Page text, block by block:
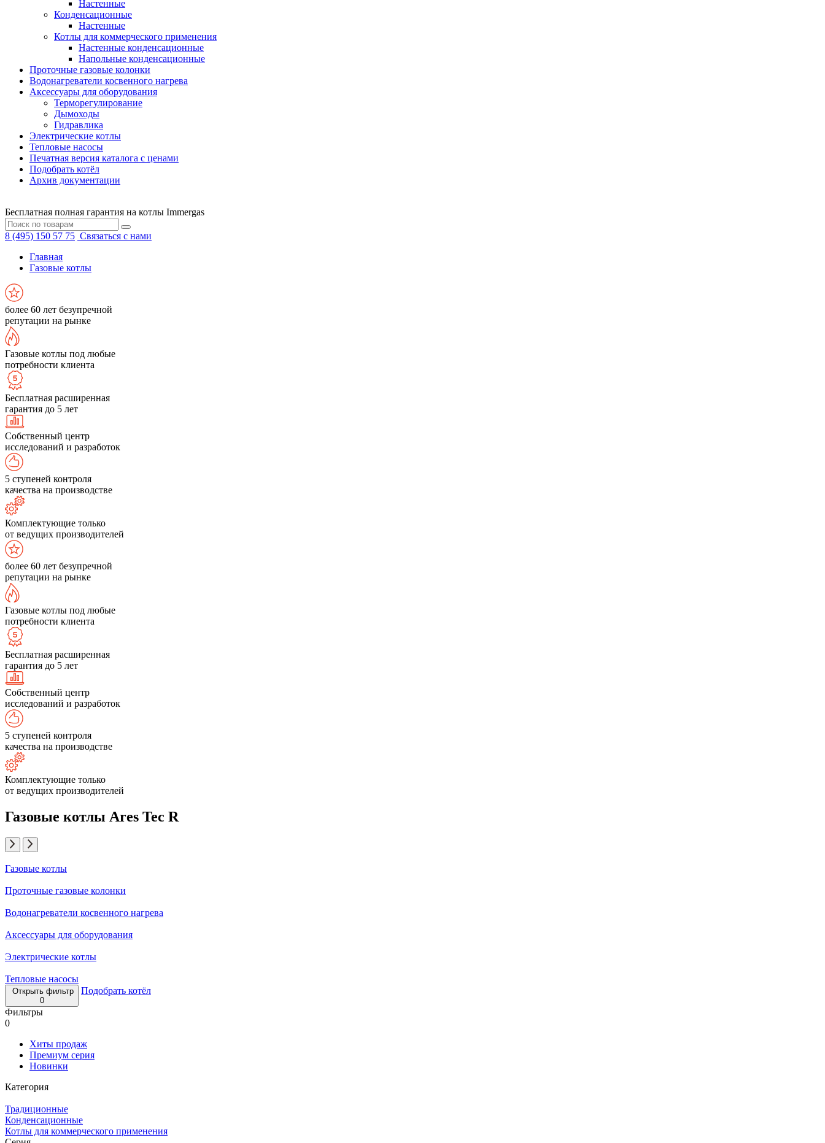
Настенные
Конденсационные
Настенные
Котлы для коммерческого применения
Настенные конденсационные
Напольные конденсационные
Проточные газовые колонки
Водонагреватели косвенного нагрева
Аксессуары для оборудования
Терморегулирование
Дымоходы
Гидравлика
Электрические котлы
Тепловые насосы
Печатная версия каталога с ценами
Подобрать котёл
Архив документации
Бесплатная полная гарантия на котлы Immergas
8 (495) 150 57 75 Связаться с нами
Главная
Газовые котлы
более 60 лет безупречной
репутации на рынке
Газовые котлы под любые
потребности клиента
Бесплатная расширенная
гарантия до 5 лет
Собственный центр
исследований и разработок
5 ступеней контроля
качества на производстве
Комплектующие только
от ведущих производителей
более 60 лет безупречной
репутации на рынке
Газовые котлы под любые
потребности клиента
Бесплатная расширенная
гарантия до 5 лет
Собственный центр
исследований и разработок
5 ступеней контроля
качества на производстве
Комплектующие только
от ведущих производителей
Газовые котлы Ares Tec R
Газовые котлы
Проточные газовые колонки
Водонагреватели косвенного нагрева
Аксессуары для оборудования
Электрические котлы
Тепловые насосы
Открыть фильтр
0
Подобрать котёл
Фильтры
0
Хиты продаж
Премиум серия
Новинки
Категория
Традиционные
Конденсационные
Котлы для коммерческого применения